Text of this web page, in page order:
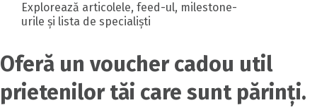
Explorează articolele, feed-ul, milestone-
urile și lista de specialiști
Oferă un voucher cadou util
prietenilor tăi care sunt părinți.